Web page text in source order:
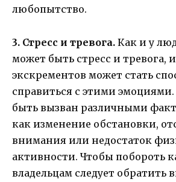
любопытство.
3. Стресс и тревога. Как и у
может быть стресс и тревога,
экскрементов может стать
справиться с этими
быть вызван различными
как изменение обстановки,
внимания или недостаток
активности. Чтобы побороть
владельцам следует обратить